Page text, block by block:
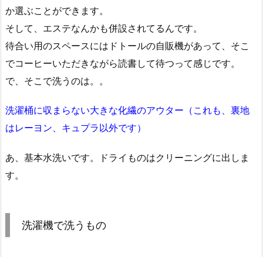
か選ぶことができます。
そして、エステなんかも併設されてるんです。
待合い用のスペースにはドトールの自販機があって、そこ
でコーヒーいただきながら読書して待つって感じです。
で、そこで洗うのは。。
洗濯桶に収まらない大きな化繊のアウター（これも、裏地
はレーヨン、キュプラ以外です）
あ、基本水洗いです。ドライものはクリーニングに出しま
す。
洗濯機で洗うもの